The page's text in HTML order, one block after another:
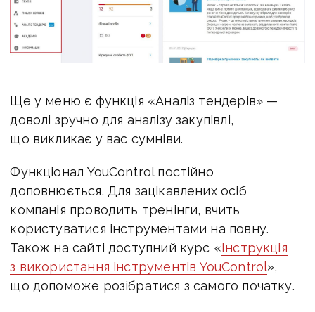
Ще у меню є функція «Аналіз тендерів» —
доволі зручно для аналізу закупівлі,
що викликає у вас сумніви.
Функціонал YouControl постійно
доповнюється. Для зацікавлених осіб
компанія проводить тренінги, вчить
користуватися інструментами на повну.
Також на сайті доступний курс «Інструкція
з використання інструментів YouControl»,
що допоможе розібратися з самого початку.